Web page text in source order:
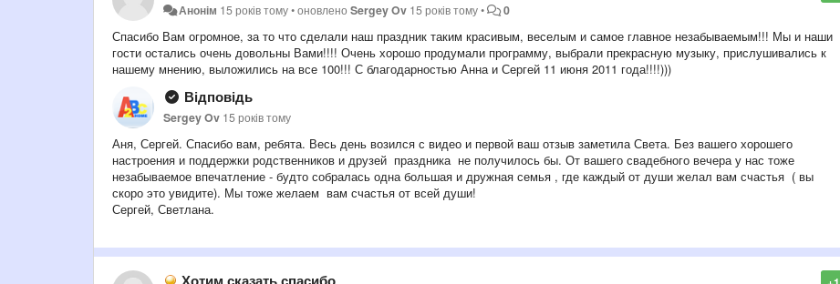
Анонім 15 років тому•оновленоSergey Ov 15 років тому• 0
Спасибо Вам огромное, за то что сделали наш праздник таким красивым, веселым и самое главное незабываемым!!! Мы и наши
гости остались очень довольны Вами!!!! Очень хорошо продумали программу, выбрали прекрасную музыку, прислушивались к
нашему мнению, выложились на все 100!!! С благодарностью Анна и Сергей 11 июня 2011 года!!!!)))
Відповідь
Sergey Ov 15 років тому
Аня, Сергей. Спасибо вам, ребята. Весь день возился с видео и первой ваш отзыв заметила Света. Без вашего хорошего
настроения и поддержки родственников и друзей праздника не получилось бы. От вашего свадебного вечера у нас тоже
незабываемое впечатление - будто собралась одна большая и дружная семья , где каждый от души желал вам счастья ( вы
скоро это увидите). Мы тоже желаем вам счастья от всей души!
Сергей, Светлана.